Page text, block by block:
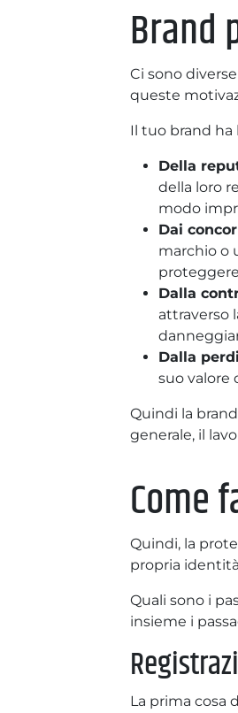
Brand
Ci sono
queste
Il tuo brand ha
Della
della loro
modo
Dai
marchio o
Dalla
attraverso
Dalla
suo valore
Quindi la
generale, il
Come
Quindi, la
propria
Quali sono i
insieme i
La prima cosa